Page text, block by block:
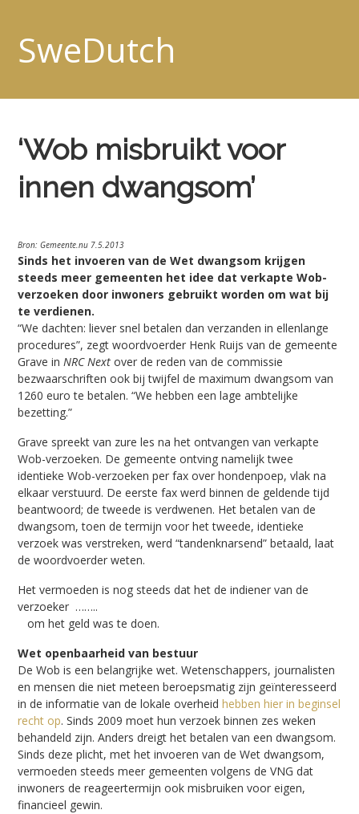
SweDutch
‘Wob misbruikt voor
innen dwangsom’
Bron: Gemeente.nu 7.5.2013
Sinds het invoeren van de Wet dwangsom krijgen
steeds meer gemeenten het idee dat verkapte Wob-
verzoeken door inwoners gebruikt worden om wat bij
te verdienen.
“We dachten: liever snel betalen dan verzanden in ellenlange
procedures”, zegt woordvoerder Henk Ruijs van de gemeente
Grave inNRC Next over de reden van de commissie
bezwaarschriften ook bij twijfel de maximum dwangsom van
1260 euro te betalen. “We hebben een lage ambtelijke
bezetting.”
Grave spreekt van zure les na het ontvangen van verkapte
Wob-verzoeken. De gemeente ontving namelijk twee
identieke Wob-verzoeken per fax over hondenpoep, vlak na
elkaar verstuurd. De eerste fax werd binnen de geldende tijd
beantwoord; de tweede is verdwenen. Het betalen van de
dwangsom, toen de termijn voor het tweede, identieke
verzoek was verstreken, werd “tandenknarsend” betaald, laat
de woordvoerder weten.
Het vermoeden is nog steeds dat het de indiener van de
verzoeker ……..
om het geld was te doen.
Wet openbaarheid van bestuur
De Wob is een belangrijke wet. Wetenschappers, journalisten
en mensen die niet meteen beroepsmatig zijn geïnteresseerd
in de informatie van de lokale overheidhebben hier in beginsel
recht op. Sinds 2009 moet hun verzoek binnen zes weken
behandeld zijn. Anders dreigt het betalen van een dwangsom.
Sinds deze plicht, met het invoeren van de Wet dwangsom,
vermoeden steeds meer gemeenten volgens de VNG dat
inwoners de reageertermijn ook misbruiken voor eigen,
financieel gewin.